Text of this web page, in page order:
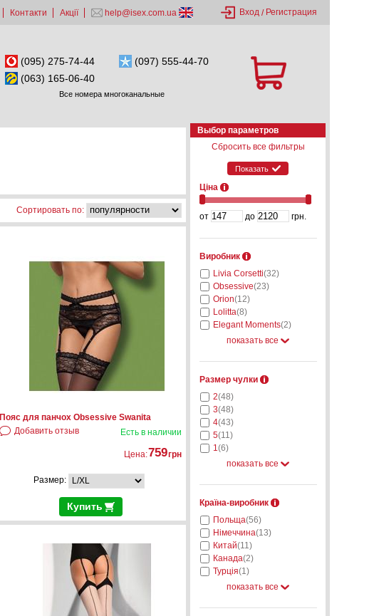
Контакти Акції help@isex.com.ua Вход / Регистрация
(095) 275-74-44
(097) 555-44-70
(063) 165-06-40
Все номера многоканальные
Сортировать по:
Пояс для панчох Obsessive Swanita
Добавить отзыв
Есть в наличии
Цена:759грн
Размер:
Купить
Выбор параметров
Сбросить все фильтры
Показать
Ціна
от до грн.
Виробник
Livia Corsetti(32)
Obsessive(23)
Orion(12)
Lolitta(8)
Elegant Moments(2)
показать все
Размер чулки
2(48)
3(48)
4(43)
5(11)
1(6)
показать все
Країна-виробник
Польща(56)
Німеччина(13)
Китай(11)
Канада(2)
Турція(1)
показать все